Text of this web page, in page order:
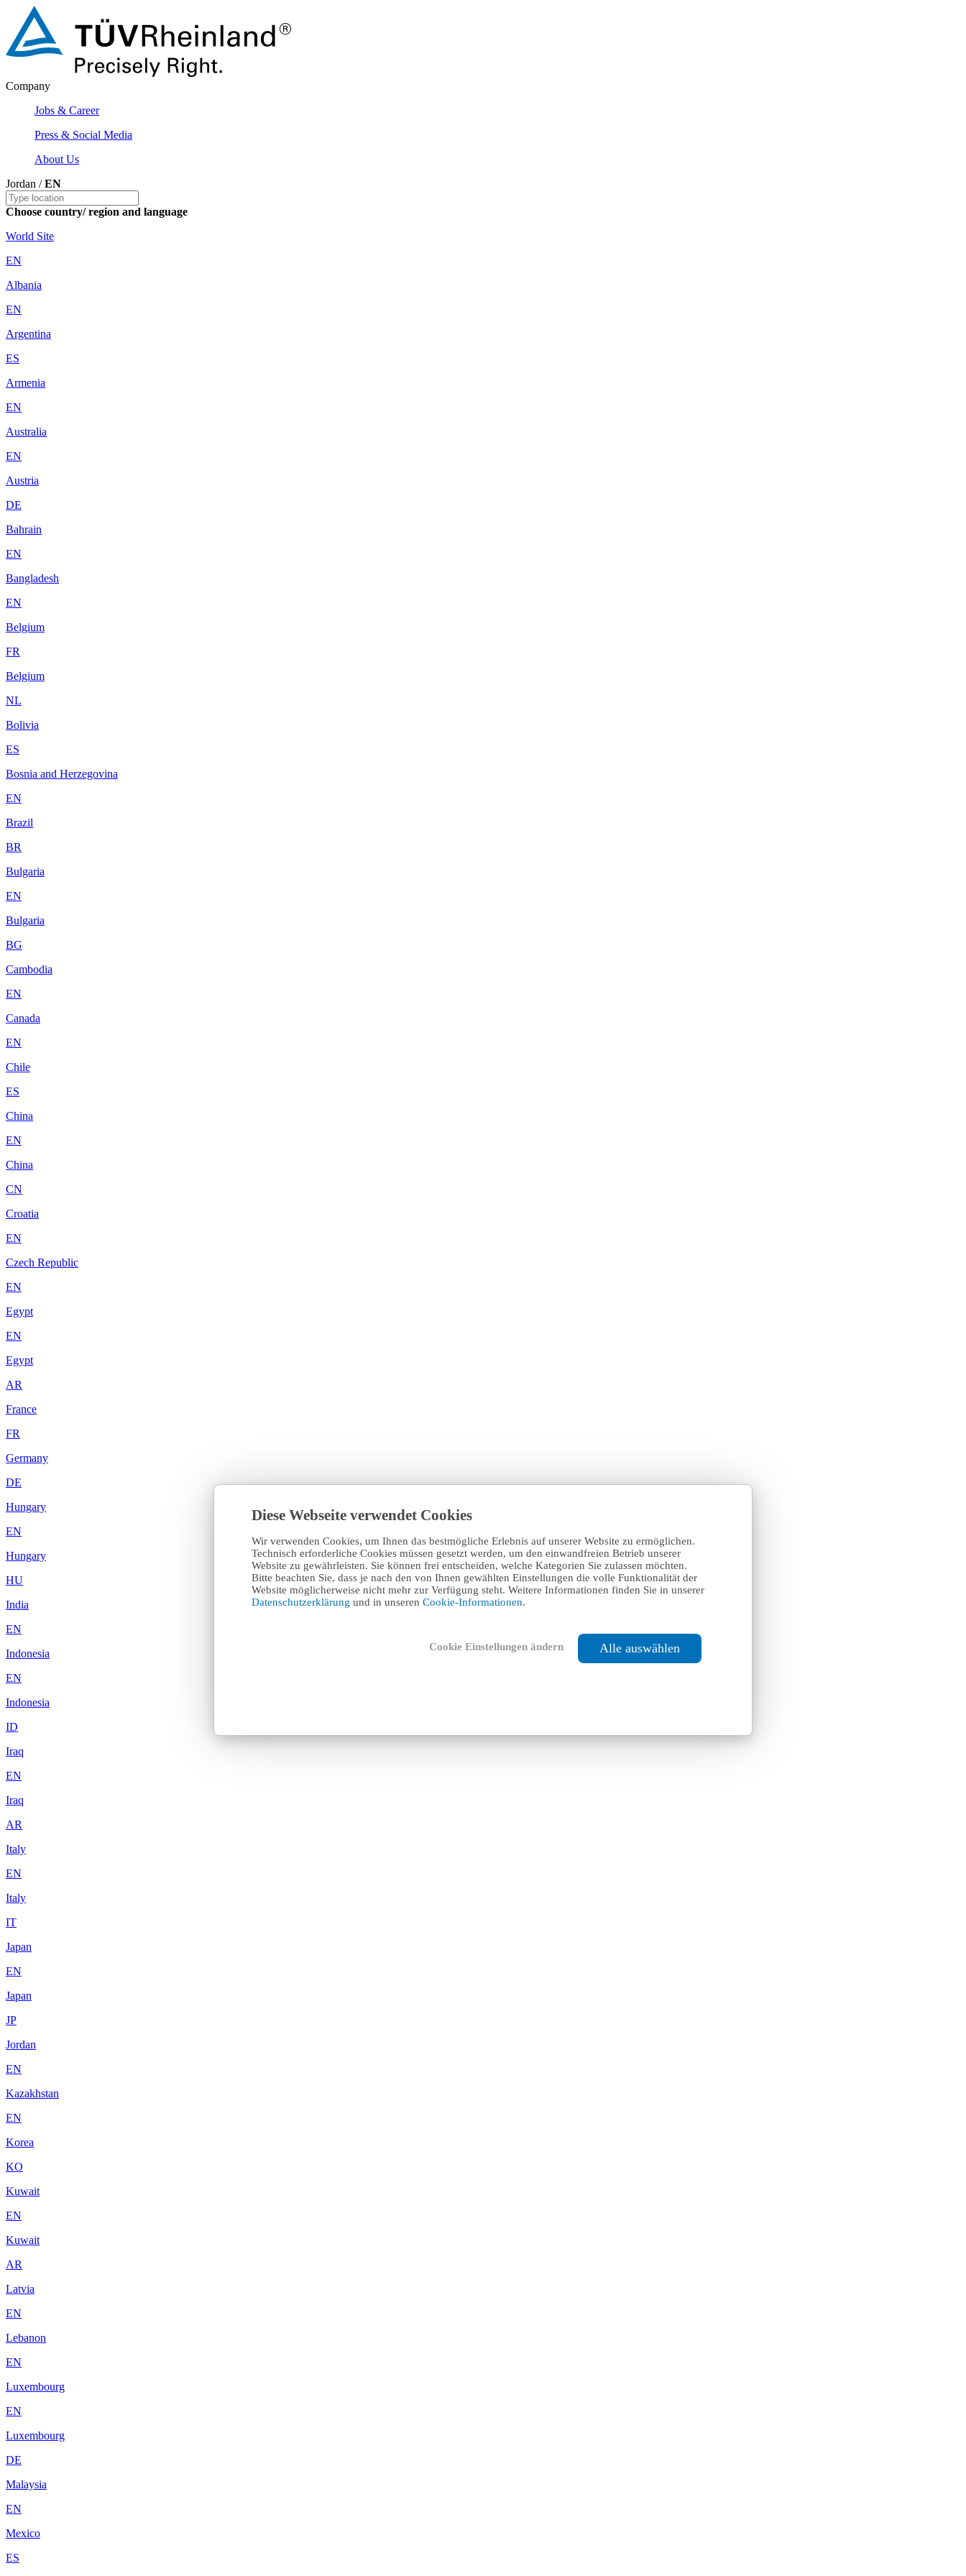
Diese Webseite verwendet Cookies
Wir verwenden Cookies, um Ihnen das bestmögliche Erlebnis auf unserer Website zu ermöglichen.
Technisch erforderliche Cookies müssen gesetzt werden, um den einwandfreien Betrieb unserer
Website zu gewährleisten. Sie können frei entscheiden, welche Kategorien Sie zulassen möchten.
Bitte beachten Sie, dass je nach den von Ihnen gewählten Einstellungen die volle Funktionalität der
Website möglicherweise nicht mehr zur Verfügung steht. Weitere Informationen finden Sie in unserer
Datenschutzerklärung und in unseren Cookie-Informationen.
Cookie Einstellungen ändern Alle auswählen
Company
Jobs & Career
Press & Social Media
About Us
Jordan /EN
Choose country/ region and language
World Site
EN
Albania
EN
Argentina
ES
Armenia
EN
Australia
EN
Austria
DE
Bahrain
EN
Bangladesh
EN
Belgium
FR
Belgium
NL
Bolivia
ES
Bosnia and Herzegovina
EN
Brazil
BR
Bulgaria
EN
Bulgaria
BG
Cambodia
EN
Canada
EN
Chile
ES
China
EN
China
CN
Croatia
EN
Czech Republic
EN
Egypt
EN
Egypt
AR
France
FR
Germany
DE
Hungary
EN
Hungary
HU
India
EN
Indonesia
EN
Indonesia
ID
Iraq
EN
Iraq
AR
Italy
EN
Italy
IT
Japan
EN
Japan
JP
Jordan
EN
Kazakhstan
EN
Korea
KO
Kuwait
EN
Kuwait
AR
Latvia
EN
Lebanon
EN
Luxembourg
EN
Luxembourg
DE
Malaysia
EN
Mexico
ES